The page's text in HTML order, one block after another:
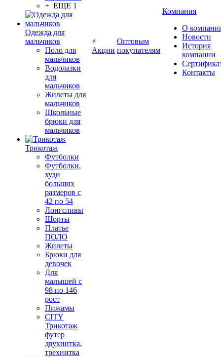
+ ЕЩЕ 1
Одежда для
мальчиков
Поло для
мальчиков
Водолазки
для
мальчиков
Жилеты для
мальчиков
Школьные
брюки для
мальчиков
Трикотаж
Футболки
Футболки,
худи
больших
размеров с
42 по 54
Лонгсливы
Шорты
Платье
ПОЛО
Жилеты
Брюки для
девочек
Для
малышей с
98 по 146
рост
Пижамы
CITY
Трикотаж
футер
двухнитка,
трехнитка
Акции
Оптовым
покупателям
Компания
О
Новости
История
компании
Контакты